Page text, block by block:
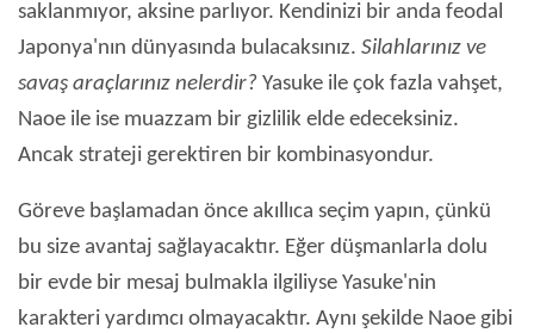
saklanmıyor, aksine parlıyor. Kendinizi bir anda feodal
Japonya'nın dünyasında bulacaksınız. Silahlarınız ve
savaş araçlarınız nelerdir? Yasuke ile çok fazla vahşet,
Naoe ile ise muazzam bir gizlilik elde edeceksiniz.
Ancak strateji gerektiren bir kombinasyondur.
Göreve başlamadan önce akıllıca seçim yapın, çünkü
bu size avantaj sağlayacaktır. Eğer düşmanlarla dolu
bir evde bir mesaj bulmakla ilgiliyse Yasuke'nin
karakteri yardımcı olmayacaktır. Aynı şekilde Naoe gibi